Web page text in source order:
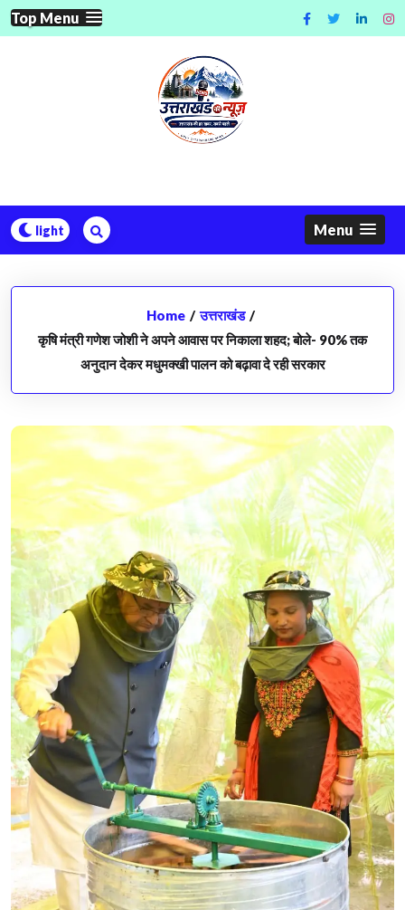
Skip
to
Top Menu
Menu
Home / उत्तराखंड /
​कृषि मंत्री गणेश जोशी ने अपने आवास पर निकाला शहद; बोले- 90% तक
अनुदान देकर मधुमक्खी पालन को बढ़ावा दे रही सरकार